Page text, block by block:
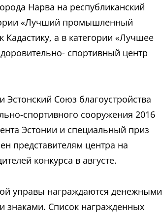
Нарва на республиканский
«Лучший промышленный
а в категории «Лучшее
спортивный центр
Союз благоустройства
спортивного сооружения 2016
Эстонии и специальный приз
представителям центра на
конкурса в августе.
управы награждаются денежными
Список награжденных